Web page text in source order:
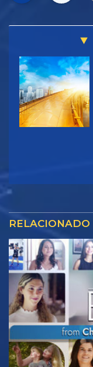
RELACIONADO